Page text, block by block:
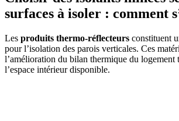
surfaces à isoler : comment
Les produits thermo-réflecteurs constituent
pour l’isolation des parois verticales. Ces
l’amélioration du bilan thermique du logement
l’espace intérieur disponible.